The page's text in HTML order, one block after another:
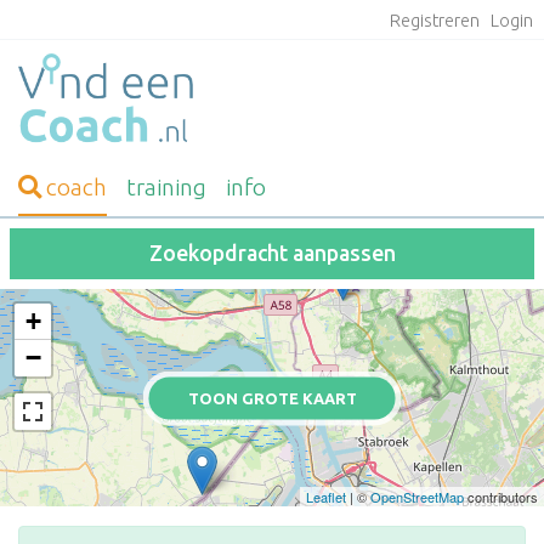
Registreren Login
coach training info
Zoekopdracht aanpassen
TOON GROTE KAART
+
−
Leaflet | ©OpenStreetMapcontributors